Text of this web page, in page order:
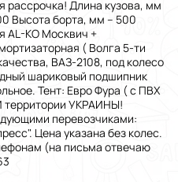
рассрочка! Длина кузова, мм
Высота борта, мм – 500
AL-KO Москвич +
( Волга 5-ти
ВАЗ-2108, под колесо
шариковый подшипник
Тент: Евро Фура ( с ПВХ
территории УКРАИНЫ!
перевозчиками:
Цена указана без колес.
(на письма отвечаю